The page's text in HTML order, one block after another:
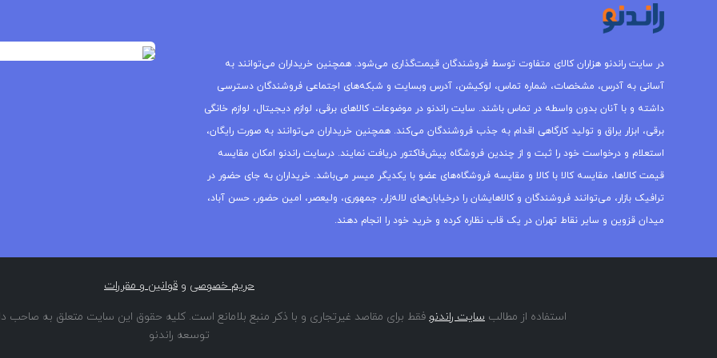
در سایت راندنو هزاران کالای متفاوت توسط فروشندگان قیمت‌گذاری می‌شود. همچنین خریداران می‌توانند به
آسانی به آدرس، مشخصات، شماره تماس، لوکیشن، آدرس وبسایت و شبکه‌های اجتماعی فروشندگان دسترسی
داشته و با آنان بدون واسطه در تماس باشند. سایت راندنو در موضوعات کالاهای برقی، لوازم دیجیتال، لوازم خانگی
برقی، ابزار یراق و تولید کارگاهی اقدام به جذب فروشندگان می‌کند. همچنین خریداران می‌توانند به صورت رایگان،
استعلام و درخواست خود را ثبت و از چندین فروشگاه پیش‌فاکتور دریافت نمایند. درسایت راندنو امکان مقایسه
قیمت کالاها، مقایسه کالا با کالا و مقایسه فروشگاه‌های عضو با یکدیگر میسر می‌باشد. خریداران به جای حضور در
ترافیک بازار، می‌توانند فروشندگان و کالاهایشان را درخیابان‌های لاله‌زار، جمهوری، ولیعصر، امین حضور، حسن آباد،
میدان قزوین و سایر نقاط تهران در یک قاب نظاره کرده و خرید خود را انجام دهند.
حریم خصوصی و قوانین و مقررات
استفاده از مطالب سایت راندنو فقط برای مقاصد غیرتجاری و با ذکر منبع بلامانع است. کلیه حقوق این سایت متعلق به
توسعه راندنو